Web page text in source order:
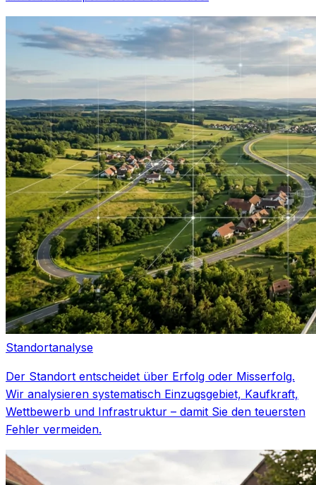
Standortanalyse
Der Standort entscheidet über Erfolg oder Misserfolg.
Wir analysieren systematisch Einzugsgebiet, Kaufkraft,
Wettbewerb und Infrastruktur – damit Sie den teuersten
Fehler vermeiden.